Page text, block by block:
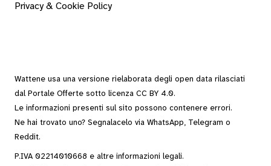
Privacy & Cookie Policy
Wattene usa una versione rielaborata degli open data rilasciati
dal Portale Offerte sotto licenza CC BY 4.0.
Le informazioni presenti sul sito possono contenere errori.
Ne hai trovato uno? Segnalacelo via WhatsApp, Telegram o
Reddit.
P.IVA 02214010668 e altre informazioni legali.